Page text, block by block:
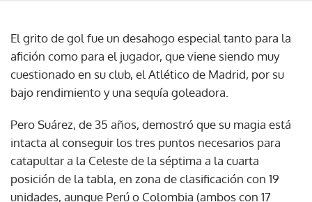
El grito de gol fue un desahogo especial tanto para la
afición como para el jugador, que viene siendo muy
cuestionado en su club, el Atlético de Madrid, por su
bajo rendimiento y una sequía goleadora.
Pero Suárez, de 35 años, demostró que su magia está
intacta al conseguir los tres puntos necesarios para
catapultar a la Celeste de la séptima a la cuarta
posición de la tabla, en zona de clasificación con 19
unidades, aunque Perú o Colombia (ambos con 17